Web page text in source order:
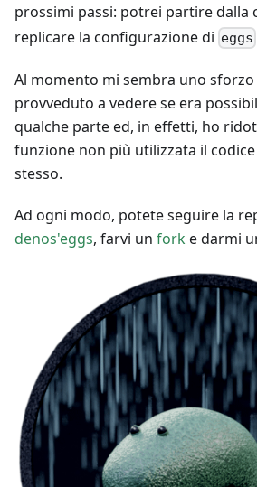
prossimi passi: potrei partire dalla
replicare la configurazione di eggs
Al momento mi sembra uno
provveduto a vedere se era
qualche parte ed, in effetti, ho
funzione non più utilizzata il
stesso.
Ad ogni modo, potete seguire la
denos'eggs, farvi un forke darmi